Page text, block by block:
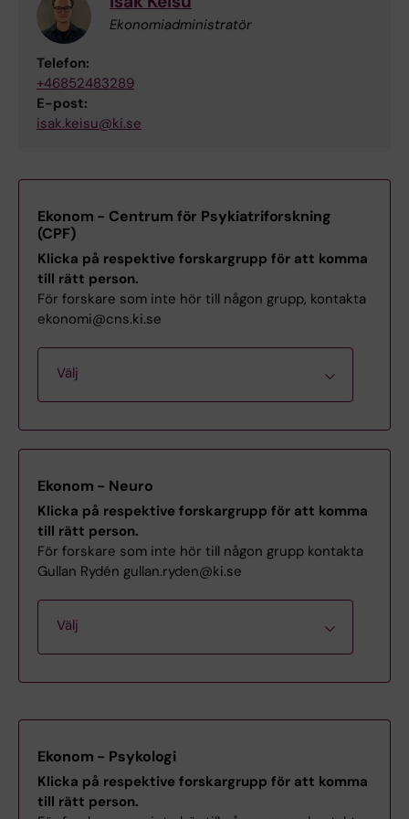
Ekonomiadministratör
Telefon:
+46852483289
E-post:
isak.keisu@ki.se
Ekonom - Centrum för Psykiatriforskning
(CPF)
Klicka på respektive forskargrupp för att komma
till rätt person.
För forskare som inte hör till någon grupp, kontakta
ekonomi@cns.ki.se
Välj
Marie Dahlin
Johan Franck
Johanna Gripenberg
Katarina Howner
Nitya Jayaram-Lindström/Anders
Hammarberg
Ekonom - Neuro
Klicka på respektive forskargrupp för att komma
till rätt person.
För forskare som inte hör till någon grupp kontakta
Gullan Rydén gullan.ryden@ki.se
Välj
Niaz Ahmed
Lou Brundin
Ekonom - Psykologi
Klicka på respektive forskargrupp för att komma
till rätt person.